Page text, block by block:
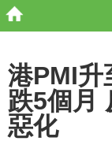
港PMI升
跌5個月
惡化